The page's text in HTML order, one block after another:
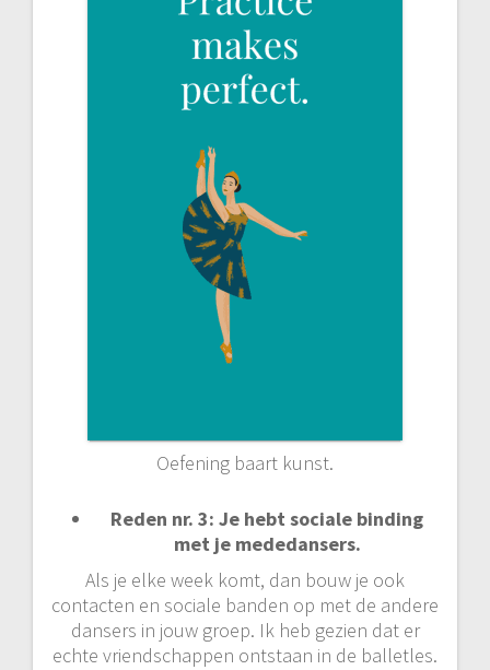
Oefening baart kunst.
Reden nr. 3: Je hebt sociale binding
met je mededansers.
Als je elke week komt, dan bouw je ook
contacten en sociale banden op met de andere
dansers in jouw groep. Ik heb gezien dat er
echte vriendschappen ontstaan in de balletles.